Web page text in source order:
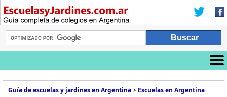
Guía de escuelas y jardines en Argentina> Escuelas en Argentina